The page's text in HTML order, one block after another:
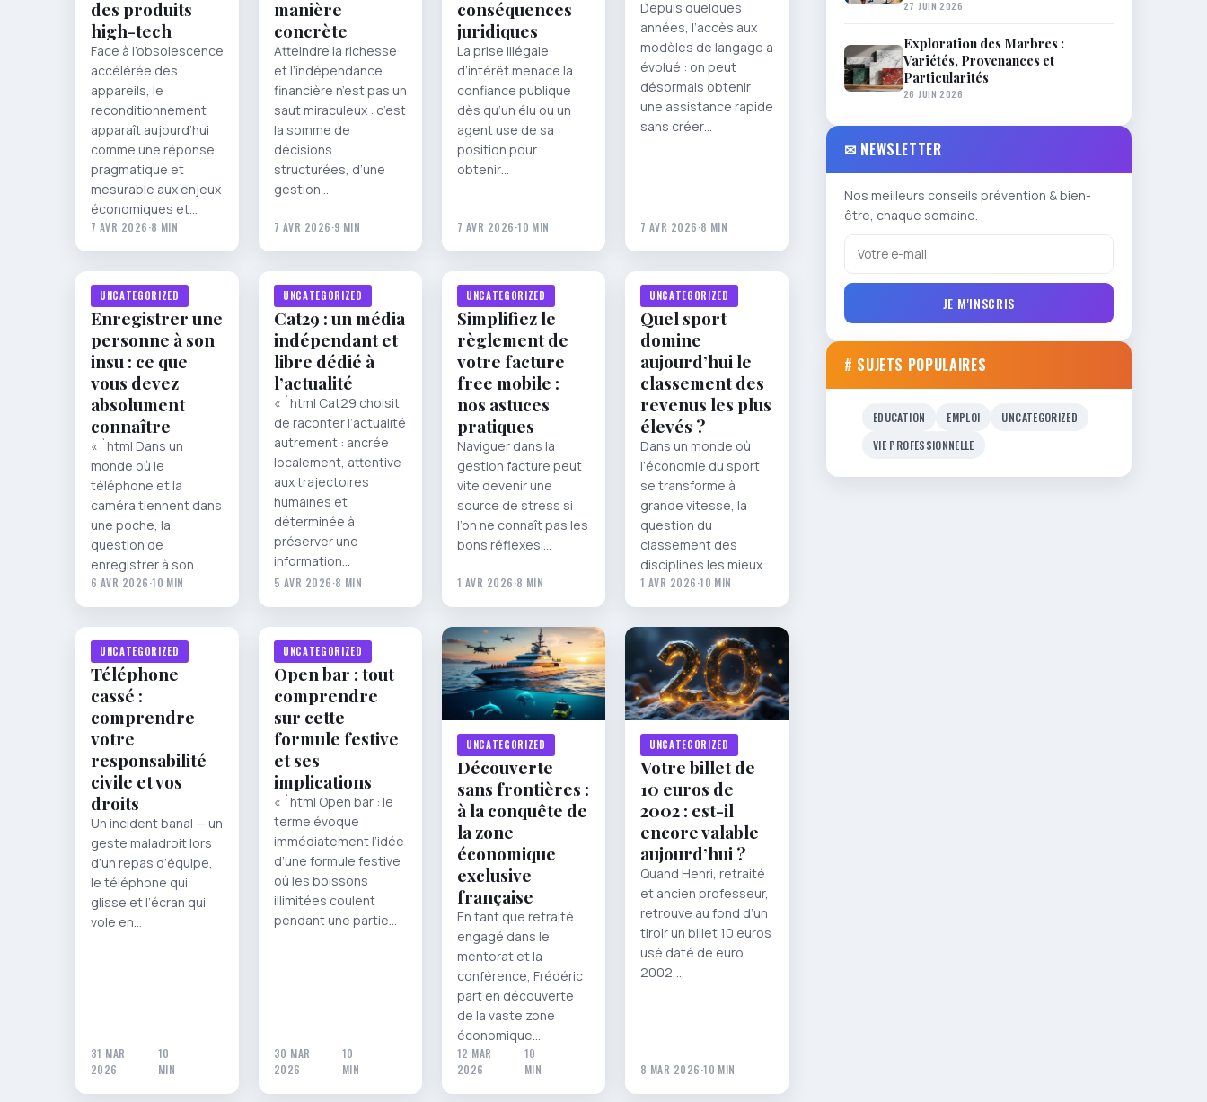
des produits
high-tech
Face à l’obsolescence
accélérée des
appareils, le
reconditionnement
apparaît aujourd’hui
comme une réponse
pragmatique et
mesurable aux enjeux
économiques et…
7 AVR 2026·8 MIN
manière
concrète
Atteindre la richesse
et l’indépendance
financière n’est pas un
saut miraculeux : c’est
la somme de
décisions
structurées, d’une
gestion…
7 AVR 2026·9 MIN
conséquences
juridiques
La prise illégale
d’intérêt menace la
confiance publique
dès qu’un élu ou un
agent use de sa
position pour
obtenir…
7 AVR 2026·10 MIN
Depuis quelques
années, l’accès aux
modèles de langage a
évolué : on peut
désormais obtenir
une assistance rapide
sans créer…
7 AVR 2026·8 MIN
UNCATEGORIZED
Enregistrer une
personne à son
insu : ce que
vous devez
absolument
connaître
« `html Dans un
monde où le
téléphone et la
caméra tiennent dans
une poche, la
question de
enregistrer à son…
6 AVR 2026·10 MIN
UNCATEGORIZED
Cat29 : un média
indépendant et
libre dédié à
l’actualité
« `html Cat29 choisit
de raconter l’actualité
autrement : ancrée
localement, attentive
aux trajectoires
humaines et
déterminée à
préserver une
information…
5 AVR 2026·8 MIN
UNCATEGORIZED
Simplifiez le
règlement de
votre facture
free mobile :
nos astuces
pratiques
Naviguer dans la
gestion facture peut
vite devenir une
source de stress si
l’on ne connaît pas les
bons réflexes.…
1 AVR 2026·8 MIN
UNCATEGORIZED
Quel sport
domine
aujourd’hui le
classement des
revenus les plus
élevés ?
Dans un monde où
l’économie du sport
se transforme à
grande vitesse, la
question du
classement des
disciplines les mieux…
1 AVR 2026·10 MIN
UNCATEGORIZED
Téléphone
cassé :
comprendre
votre
responsabilité
civile et vos
droits
Un incident banal — un
geste maladroit lors
d’un repas d’équipe,
le téléphone qui
glisse et l’écran qui
vole en…
31 MAR
2026
·
10
MIN
UNCATEGORIZED
Open bar : tout
comprendre
sur cette
formule festive
et ses
implications
« `html Open bar : le
terme évoque
immédiatement l’idée
d’une formule festive
où les boissons
illimitées coulent
pendant une partie…
30 MAR
2026
·
10
MIN
UNCATEGORIZED
Découverte
sans frontières :
à la conquête de
la zone
économique
exclusive
française
En tant que retraité
engagé dans le
mentorat et la
conférence, Frédéric
part en découverte
de la vaste zone
économique…
12 MAR
2026
·
10
MIN
UNCATEGORIZED
Votre billet de
10 euros de
2002 : est-il
encore valable
aujourd’hui ?
Quand Henri, retraité
et ancien professeur,
retrouve au fond d’un
tiroir un billet 10 euros
usé daté de euro
2002,…
8 MAR 2026·10 MIN
27 JUIN 2026
Exploration des Marbres :
Variétés, Provenances et
Particularités
26 JUIN 2026
✉ NEWSLETTER
Nos meilleurs conseils prévention & bien-
être, chaque semaine.
JE M'INSCRIS
# SUJETS POPULAIRES
EDUCATION EMPLOI
UNCATEGORIZED
VIE PROFESSIONNELLE